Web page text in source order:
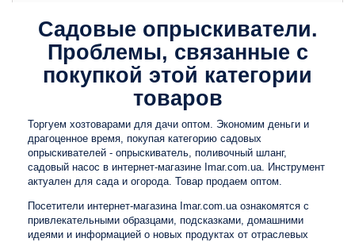
Садовые опрыскиватели.
Проблемы, связанные с
покупкой этой категории
товаров
Торгуем хозтоварами для дачи оптом. Экономим деньги и
драгоценное время, покупая категорию садовых
опрыскивателей - опрыскиватель, поливочный шланг,
садовый насос в интернет-магазине Imar.com.ua. Инструмент
актуален для сада и огорода. Товар продаем оптом.
Посетители интернет-магазина Imar.com.ua ознакомятся с
привлекательными образцами, подсказками, домашними
идеями и информацией о новых продуктах от отраслевых